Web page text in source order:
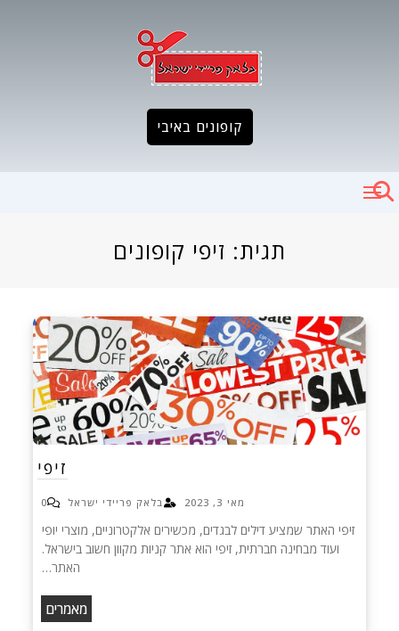
קופונים באיבי
תגית: זיפי קופונים
זיפי
מאי 3, 2023 בלאק פריידי ישראל 0
זיפי האתר שמציע דילים לבגדים, מכשירים אלקטרוניים, מוצרי יופי
ועוד מבחינה חברתית, זיפי הוא אתר קניות מקוון חשוב בישראל.
האתר…
מאמרים